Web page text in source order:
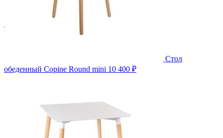
Стол
обеденный Copine Round mini 10 400 ₽